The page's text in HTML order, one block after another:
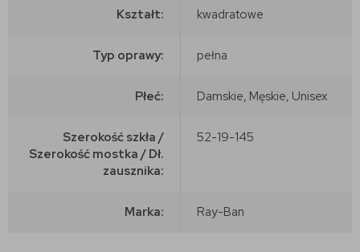
Kształt: kwadratowe
Typ oprawy: pełna
Płeć: Damskie, Męskie, Unisex
Szerokość szkła /
Szerokość mostka / Dł.
zausznika:
52-19-145
Marka: Ray-Ban